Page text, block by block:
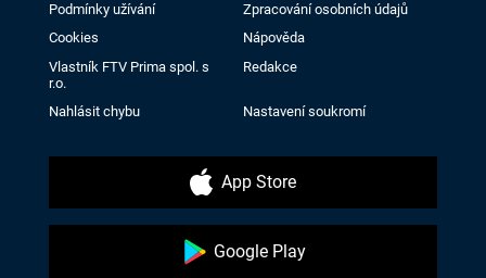
Podmínky užívání
Zpracování osobních údajů
Cookies
Nápověda
Vlastník FTV Prima spol. s
r.o.
Redakce
Nahlásit chybu Nastavení soukromí
App Store
Google Play